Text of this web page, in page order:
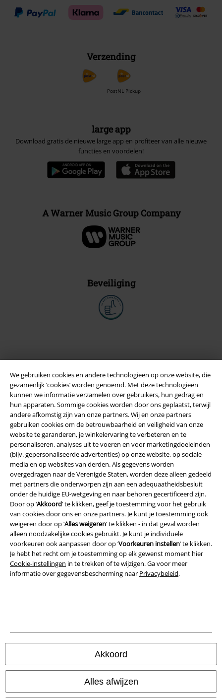
We gebruiken cookies en andere technologieën op onze website, die
gezamenlijk ‘cookies’ worden genoemd. Met deze technologieën
kunnen we informatie verzamelen over gebruikers, hun gedrag en
hun apparaten. Sommige cookies worden door ons geplaatst, terwijl
andere afkomstig zijn van onze partners. Wij en onze partners
gebruiken cookies om de betrouwbaarheid en veiligheid van onze
website te garanderen, je winkelervaring te verbeteren en te
personaliseren, analyses uit te voeren en voor marketingdoeleinden
(bijv. gepersonaliseerde advertenties) op onze website, op sociale
media en op websites van derden. Als gegevens worden
overgedragen naar de Verenigde Staten, worden deze alleen gedeeld
met partners die onderworpen zijn aan een adequaatheidsbesluit
onder de huidige EU-wetgeving en naar behoren gecertificeerd zijn.
Door op ‘Akkoord’ te klikken, geef je toestemming voor het gebruik
van cookies door ons en onze partners. Je kunt je toestemming ook
weigeren door op ‘Alles weigeren’ te klikken - in dat geval worden
alleen noodzakelijke cookies gebruikt. Je kunt je individuele
voorkeuren ook aanpassen door op ‘Voorkeuren instellen’ te klikken.
Je hebt het recht om je toestemming op elk gewenst moment hier
Cookie-instellingen in te trekken of te wijzigen. Ga voor meer
informatie over gegevensbescherming naar Privacybeleid.
Akkoord
Alles afwijzen
Verzending
PostNL Pickup
large app
Download gratis de nieuwe large app en profiteer van alle nieuwe
functies en voordelen!
A Warner Music Group Company
Beveiliging
Legal
Algemene Voorwaarden
Bedrijfsgegevens
Privacyverklaring
Verklaring van conformiteit
Informatie over toegankelijkheid
Cookie-instellingen
Annuleer bestelling
Onze online shops
EMP International